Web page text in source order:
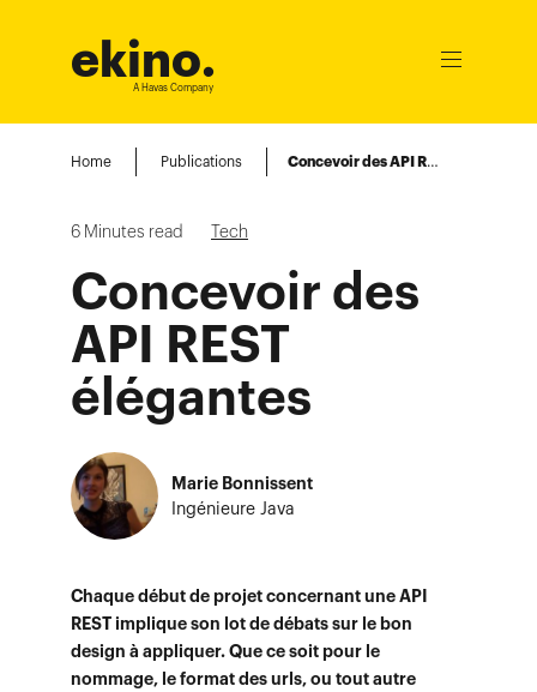
ekino.
A Havas Company
Ouvrir
Home Publications Concevoir des API REST élégantes
6 Minutes read Tech
Concevoir des
API REST
élégantes
Chaque début de projet concernant une API
REST implique son lot de débats sur le bon
design à appliquer. Que ce soit pour le
nommage, le format des urls, ou tout autre
Marie Bonnissent
Ingénieure Java